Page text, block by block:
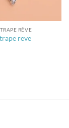
RÊVE
reve